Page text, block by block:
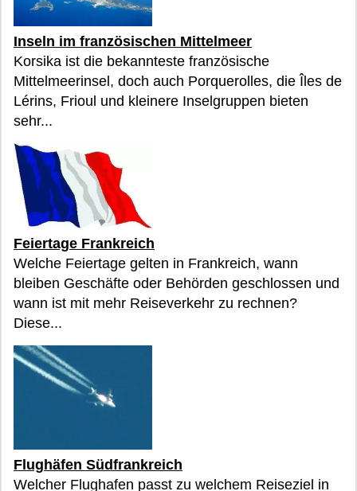
Inseln im französischen Mittelmeer
Korsika ist die bekannteste französische
Mittelmeerinsel, doch auch Porquerolles, die Îles de
Lérins, Frioul und kleinere Inselgruppen bieten
sehr...
Feiertage Frankreich
Welche Feiertage gelten in Frankreich, wann
bleiben Geschäfte oder Behörden geschlossen und
wann ist mit mehr Reiseverkehr zu rechnen?
Diese...
Flughäfen Südfrankreich
Welcher Flughafen passt zu welchem Reiseziel in